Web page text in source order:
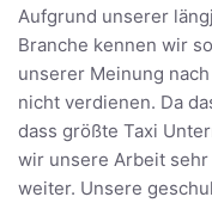
Aufgrund unserer
Branche kennen wir
unserer Meinung
nicht verdienen. Da
dass größte Taxi
wir unsere Arbeit
weiter. Unsere